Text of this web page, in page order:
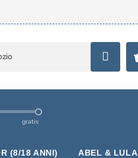
gratis
(8/18 ANNI) ABEL & LULA